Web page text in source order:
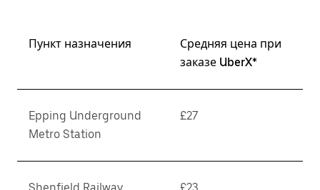
Пункт назначения
Средняя цена при
заказе UberX*
Epping Underground
Metro Station
£27